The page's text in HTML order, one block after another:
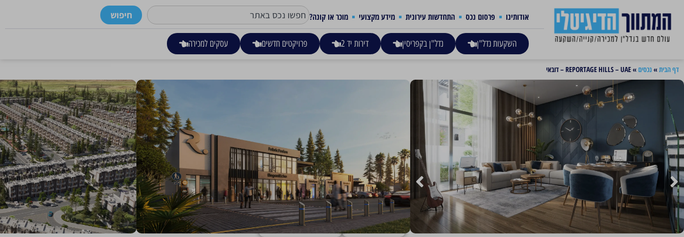
אודותינו פרסום נכס התחדשות עירונית מידע מקצועי מוכר או קונה? חיפוש
השקעות נדל"ן נדל"ן בקפריסין דירות יד 2 פרויקטים חדשים עסקים למכירה
דף הבית »נכסים »REPORTAGE HILLS – UAE – דובאי
הפרויקט עתיד להסתיים בשנת 2028.
צפו בתכנית התשלומים
הכל כל כך קרוב!
5 דקות נסיעה לדובאי ספורט סיטי
10 דקות נסיעה לפארק ההשקעות דובאי
15 דקות נסיעה לקניון סיטילנד
קרא עוד
סוג הנכס
דירה רגילה
כתובת
דובאי, איחוד האמירויות